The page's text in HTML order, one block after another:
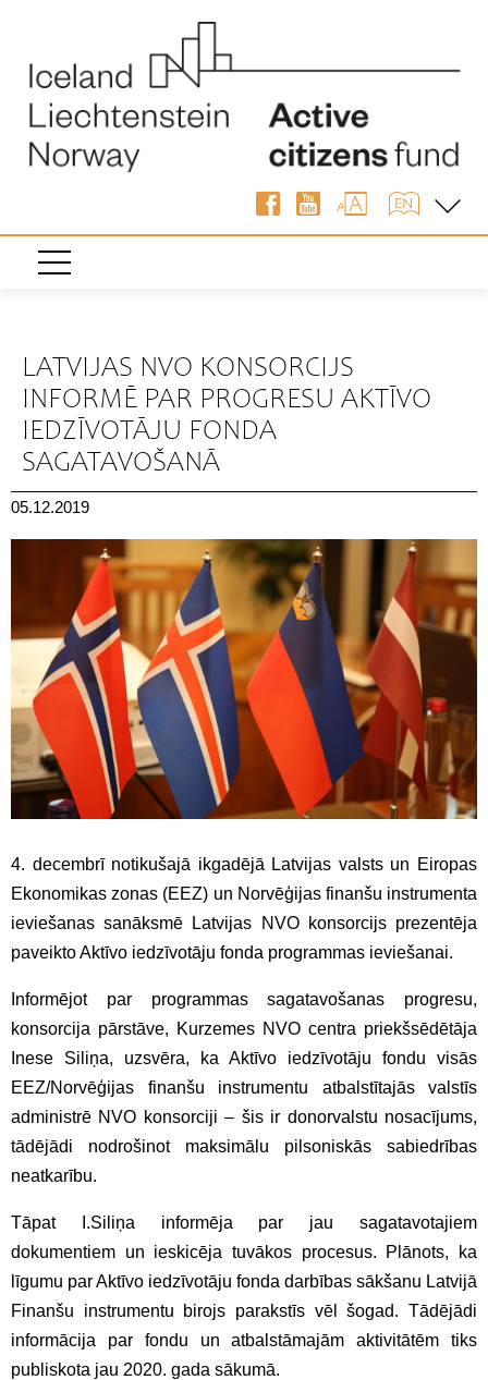
LATVIJAS NVO KONSORCIJS
INFORMĒ PAR PROGRESU AKTĪVO
IEDZĪVOTĀJU FONDA
SAGATAVOŠANĀ
05.12.2019
4. decembrī notikušajā ikgadējā Latvijas valsts un Eiropas
Ekonomikas zonas (EEZ) un Norvēģijas finanšu instrumenta
ieviešanas sanāksmē Latvijas NVO konsorcijs prezentēja
paveikto Aktīvo iedzīvotāju fonda programmas ieviešanai.
Informējot par programmas sagatavošanas progresu,
konsorcija pārstāve, Kurzemes NVO centra priekšsēdētāja
Inese Siliņa, uzsvēra, ka Aktīvo iedzīvotāju fondu visās
EEZ/Norvēģijas finanšu instrumentu atbalstītajās valstīs
administrē NVO konsorciji – šis ir donorvalstu nosacījums,
tādējādi nodrošinot maksimālu pilsoniskās sabiedrības
neatkarību.
Tāpat I.Siliņa informēja par jau sagatavotajiem
dokumentiem un ieskicēja tuvākos procesus. Plānots, ka
līgumu par Aktīvo iedzīvotāju fonda darbības sākšanu Latvijā
Finanšu instrumentu birojs parakstīs vēl šogad. Tādējādi
informācija par fondu un atbalstāmajām aktivitātēm tiks
publiskota jau 2020. gada sākumā.